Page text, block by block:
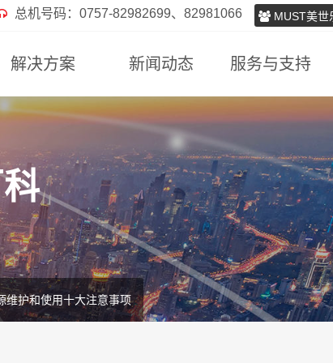
MUST美世
总机号码：0757-82982699、82981066
解决方案 新闻动态 服务与支持
维护和使用十大注意事项